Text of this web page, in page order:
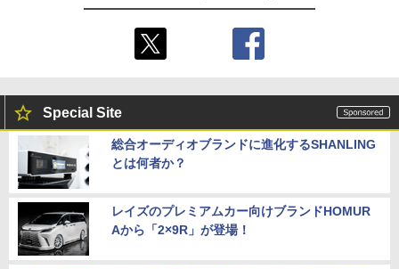
Special Site
総合オーディオブランドに進化するSHANLING
とは何者か？
レイズのプレミアムカー向けブランドHOMUR
Aから「2×9R」が登場！